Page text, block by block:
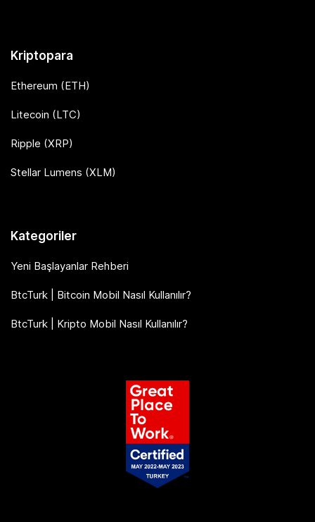
Kriptopara
Ethereum (ETH)
Litecoin (LTC)
Ripple (XRP)
Stellar Lumens (XLM)
Kategoriler
Yeni Başlayanlar Rehberi
BtcTurk | Bitcoin Mobil Nasıl Kullanılır?
BtcTurk | Kripto Mobil Nasıl Kullanılır?